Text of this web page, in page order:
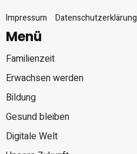
Impressum
Datenschutzerklärung
Menü
Familienzeit
Erwachsen werden
Bildung
Gesund bleiben
Digitale Welt